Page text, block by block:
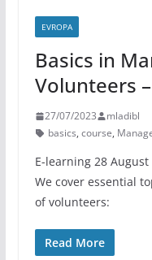
EVROPA
Basics in
Volunteers
27/07/2023
mladibl
basics, course,
E-learning 28
We cover essential
of volunteers:
Read More